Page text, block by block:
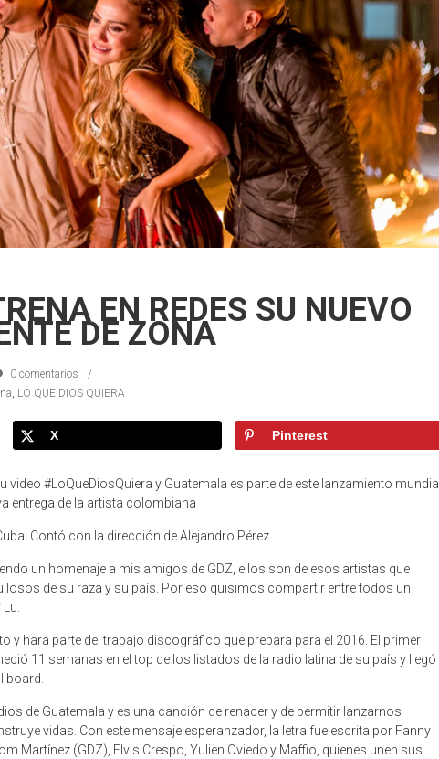
EN REDES SU NUEVO
DE ZONA
0 comentarios
, LO QUE DIOS QUIERA
X Pinterest
video #LoQueDiosQuiera y Guatemala es parte de este lanzamiento mundial
entrega de la artista colombiana
Contó con la dirección de Alejandro Pérez.
un homenaje a mis amigos de GDZ, ellos son de esos artistas que
de su raza y su país. Por eso quisimos compartir entre todos un
y hará parte del trabajo discográfico que prepara para el 2016. El primer
11 semanas en el top de los listados de la radio latina de su país y llegó
de Guatemala y es una canción de renacer y de permitir lanzarnos
vidas. Con este mensaje esperanzador, la letra fue escrita por Fanny
Martínez (GDZ), Elvis Crespo, Yulien Oviedo y Maffio, quienes unen sus